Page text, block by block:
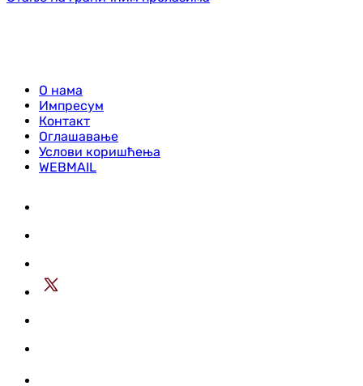
О нама
Импресум
Контакт
Оглашавање
Услови коришћења
WEBMAIL